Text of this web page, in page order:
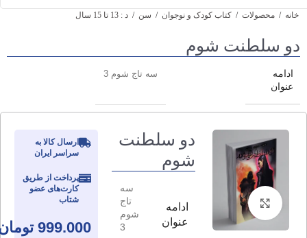
خانه / محصولات / کتاب کودک و نوجوان / سن / د : 13 تا 15 سال
دو سلطنت شوم
ادامه
عنوان
سه تاج شوم 3
برای بزرگنمایی کلیک کنید
دو سلطنت
شوم
ادامه
عنوان
سه
تاج
شوم
3
ارسال کالا به
سراسر ایران
پرداخت از طریق
کارت‌های عضو
شتاب
999.000